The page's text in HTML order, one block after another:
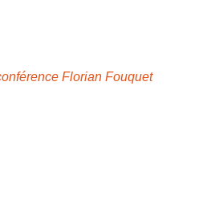
Florian Fouquet